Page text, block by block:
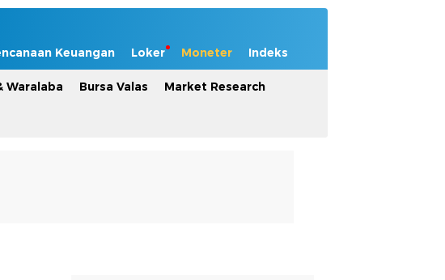
Keuangan Loker Moneter Indeks
Waralaba Bursa Valas Market Research